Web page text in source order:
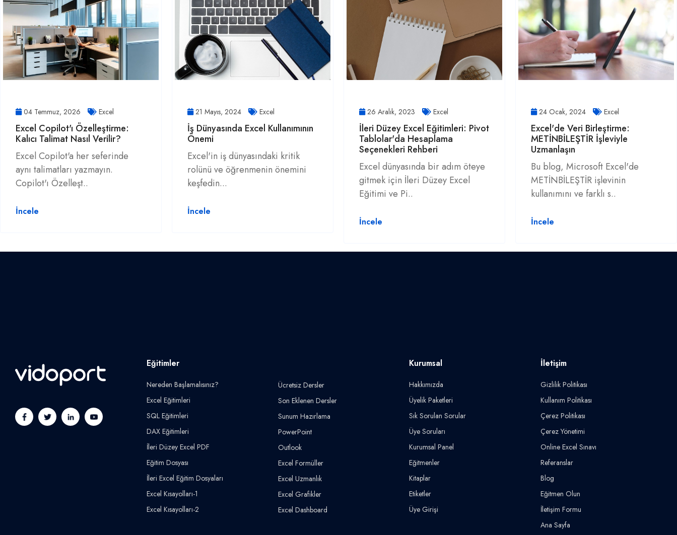
04 Temmuz, 2026 Excel
Excel Copilot'ı Özelleştirme:
Kalıcı Talimat Nasıl Verilir?
Excel Copilot'a her seferinde
aynı talimatları yazmayın.
Copilot'ı Özelleşt..
İncele
21 Mayıs, 2024 Excel
İş Dünyasında Excel Kullanımının
Önemi
Excel'in iş dünyasındaki kritik
rolünü ve öğrenmenin önemini
keşfedin...
İncele
26 Aralık, 2023 Excel
İleri Düzey Excel Eğitimleri: Pivot
Tablolar'da Hesaplama
Seçenekleri Rehberi
Excel dünyasında bir adım öteye
gitmek için İleri Düzey Excel
Eğitimi ve Pi..
İncele
24 Ocak, 2024 Excel
Excel'de Veri Birleştirme:
METİNBİLEŞTİR İşleviyle
Uzmanlaşın
Bu blog, Microsoft Excel'de
METİNBİLEŞTİR işlevinin
kullanımını ve farklı s..
İncele
Eğitimler
Nereden Başlamalısınız?
Excel Eğitimleri
SQL Eğitimleri
DAX Eğitimleri
İleri Düzey Excel PDF
Eğitim Dosyası
İleri Excel Eğitim Dosyaları
Excel Kısayolları-1
Excel Kısayolları-2
Ücretsiz Dersler
Son Eklenen Dersler
Sunum Hazırlama
PowerPoint
Outlook
Excel Formüller
Excel Uzmanlık
Excel Grafikler
Excel Dashboard
Kurumsal
Hakkımızda
Üyelik Paketleri
Sık Sorulan Sorular
Üye Soruları
Kurumsal Panel
Eğitmenler
Kitaplar
Etiketler
Üye Girişi
İletişim
Gizlilik Politikası
Kullanım Politikası
Çerez Politikası
Çerez Yönetimi
Online Excel Sınavı
Referanslar
Blog
Eğitmen Olun
İletişim Formu
Ana Sayfa